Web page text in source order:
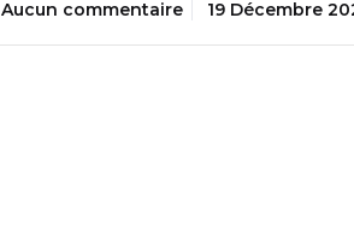
Aucun commentaire 19 Décembre